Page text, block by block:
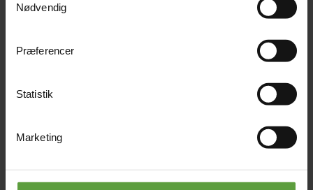
Nødvendig
Præferencer
Statistik
Marketing
Oplev en fantastisk massage Med...